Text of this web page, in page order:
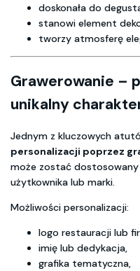
doskonała do
stanowi element
tworzy atmosferę
Grawerowanie –
unikalny
Jednym z kluczowych
personalizacji poprzez
może zostać
użytkownika lub marki.
Możliwości personalizacji:
logo restauracji lub
imię lub dedykacja,
grafika tematyczna,